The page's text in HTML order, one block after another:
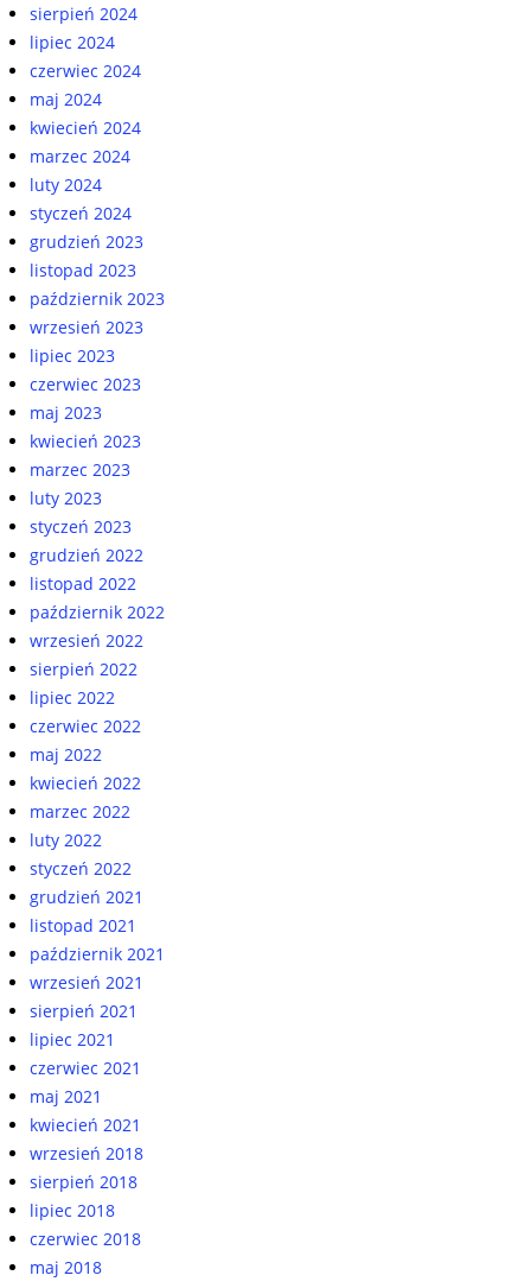
sierpień 2024
lipiec 2024
czerwiec 2024
maj 2024
kwiecień 2024
marzec 2024
luty 2024
styczeń 2024
grudzień 2023
listopad 2023
październik 2023
wrzesień 2023
lipiec 2023
czerwiec 2023
maj 2023
kwiecień 2023
marzec 2023
luty 2023
styczeń 2023
grudzień 2022
listopad 2022
październik 2022
wrzesień 2022
sierpień 2022
lipiec 2022
czerwiec 2022
maj 2022
kwiecień 2022
marzec 2022
luty 2022
styczeń 2022
grudzień 2021
listopad 2021
październik 2021
wrzesień 2021
sierpień 2021
lipiec 2021
czerwiec 2021
maj 2021
kwiecień 2021
wrzesień 2018
sierpień 2018
lipiec 2018
czerwiec 2018
maj 2018